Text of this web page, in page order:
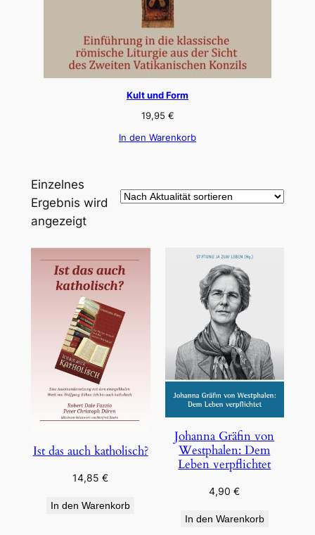
Kult und Form
19,95 €
In den Warenkorb
Einzelnes
Ergebnis wird
angezeigt
Ist das auch katholisch?
14,85€
In den Warenkorb
Johanna Gräfin von
Westphalen: Dem
Leben verpflichtet
4,90€
In den Warenkorb